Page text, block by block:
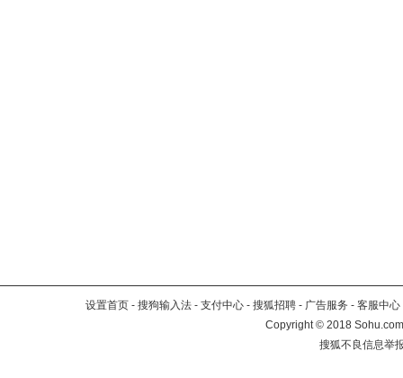
设置首页 - 搜狗输入法 - 支付中心 - 搜狐招聘 - 广告服务 - 客服中心
Copyright©2018
搜狐不良信息举